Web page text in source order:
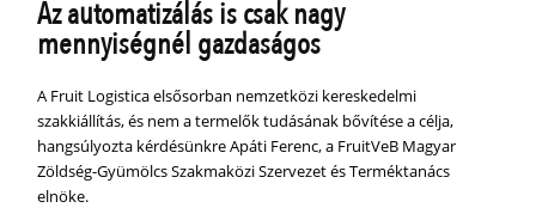
Az automatizálás is csak nagy
mennyiségnél gazdaságos
A Fruit Logistica elsősorban nemzetközi kereskedelmi
szakkiállítás, és nem a termelők tudásának bővítése a célja,
hangsúlyozta kérdésünkre Apáti Ferenc, a FruitVeB Magyar
Zöldség-Gyümölcs Szakmaközi Szervezet és Terméktanács
elnöke.